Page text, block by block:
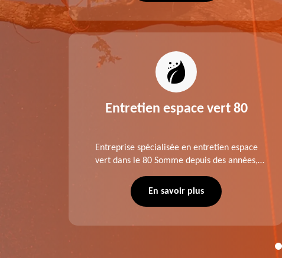
80
,
dans
Entretien espace vert 80
Entreprise spécialisée en entretien espace
vert dans le 80 Somme depuis des années,
d'élagage, d'abattage d'arbres, de
dessouchage et autre. Devis offert.
En savoir plus